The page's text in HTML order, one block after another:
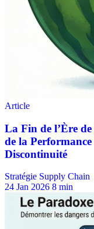
Stratégie Supply Chain
24 Jan 2026 8 min